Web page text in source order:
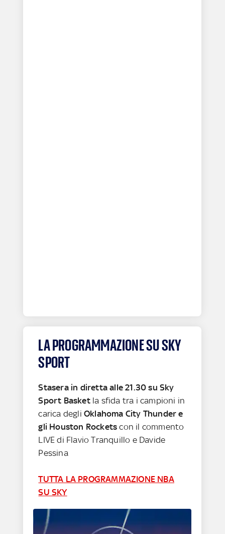
LA PROGRAMMAZIONE SU SKY
SPORT
Stasera in diretta alle 21.30 su Sky
Sport Basketla sfida tra i campioni in
carica degliOklahoma City Thunder e
gli Houston Rockets con il commento
LIVE di Flavio Tranquillo e Davide
Pessina
TUTTA LA PROGRAMMAZIONE NBA
SU SKY